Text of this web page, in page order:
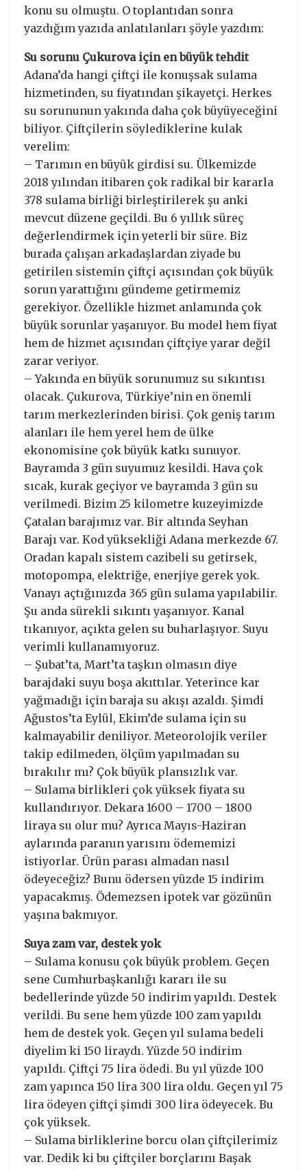
konu su olmuştu. O toplantıdan sonra
yazdığım yazıda anlatılanları şöyle yazdım:
Su sorunu Çukurova için en büyük tehdit
Adana’da hangi çiftçi ile konuşsak sulama
hizmetinden, su fiyatından şikayetçi. Herkes
su sorununun yakında daha çok büyüyeceğini
biliyor. Çiftçilerin söylediklerine kulak
verelim:
– Tarımın en büyük girdisi su. Ülkemizde
2018 yılından itibaren çok radikal bir kararla
378 sulama birliği birleştirilerek şu anki
mevcut düzene geçildi. Bu 6 yıllık süreç
değerlendirmek için yeterli bir süre. Biz
burada çalışan arkadaşlardan ziyade bu
getirilen sistemin çiftçi açısından çok büyük
sorun yarattığını gündeme getirmemiz
gerekiyor. Özellikle hizmet anlamında çok
büyük sorunlar yaşanıyor. Bu model hem fiyat
hem de hizmet açısından çiftçiye yarar değil
zarar veriyor.
– Yakında en büyük sorunumuz su sıkıntısı
olacak. Çukurova, Türkiye’nin en önemli
tarım merkezlerinden birisi. Çok geniş tarım
alanları ile hem yerel hem de ülke
ekonomisine çok büyük katkı sunuyor.
Bayramda 3 gün suyumuz kesildi. Hava çok
sıcak, kurak geçiyor ve bayramda 3 gün su
verilmedi. Bizim 25 kilometre kuzeyimizde
Çatalan barajımız var. Bir altında Seyhan
Barajı var. Kod yüksekliği Adana merkezde 67.
Oradan kapalı sistem cazibeli su getirsek,
motopompa, elektriğe, enerjiye gerek yok.
Vanayı açtığınızda 365 gün sulama yapılabilir.
Şu anda sürekli sıkıntı yaşanıyor. Kanal
tıkanıyor, açıkta gelen su buharlaşıyor. Suyu
verimli kullanamıyoruz.
– Şubat’ta, Mart’ta taşkın olmasın diye
barajdaki suyu boşa akıttılar. Yeterince kar
yağmadığı için baraja su akışı azaldı. Şimdi
Ağustos’ta Eylül, Ekim’de sulama için su
kalmayabilir deniliyor. Meteorolojik veriler
takip edilmeden, ölçüm yapılmadan su
bırakılır mı? Çok büyük plansızlık var.
– Sulama birlikleri çok yüksek fiyata su
kullandırıyor. Dekara 1600 – 1700 – 1800
liraya su olur mu? Ayrıca Mayıs-Haziran
aylarında paranın yarısını ödememizi
istiyorlar. Ürün parası almadan nasıl
ödeyeceğiz? Bunu ödersen yüzde 15 indirim
yapacakmış. Ödemezsen ipotek var gözünün
yaşına bakmıyor.
Suya zam var, destek yok
– Sulama konusu çok büyük problem. Geçen
sene Cumhurbaşkanlığı kararı ile su
bedellerinde yüzde 50 indirim yapıldı. Destek
verildi. Bu sene hem yüzde 100 zam yapıldı
hem de destek yok. Geçen yıl sulama bedeli
diyelim ki 150 liraydı. Yüzde 50 indirim
yapıldı. Çiftçi 75 lira ödedi. Bu yıl yüzde 100
zam yapınca 150 lira 300 lira oldu. Geçen yıl 75
lira ödeyen çiftçi şimdi 300 lira ödeyecek. Bu
çok yüksek.
– Sulama birliklerine borcu olan çiftçilerimiz
var. Dedik ki bu çiftçiler borçlarını Başak